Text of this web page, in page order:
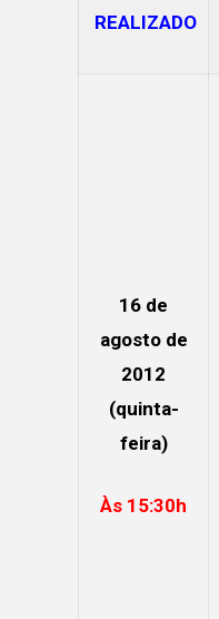
REALIZADO
16 de
agosto de
2012
(quinta-
feira)
Às 15:30h